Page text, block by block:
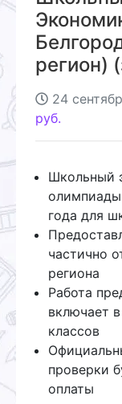
регион)
24
руб.
Школьный
года для
частично
региона
Работа
включает
классов
проверки
оплаты